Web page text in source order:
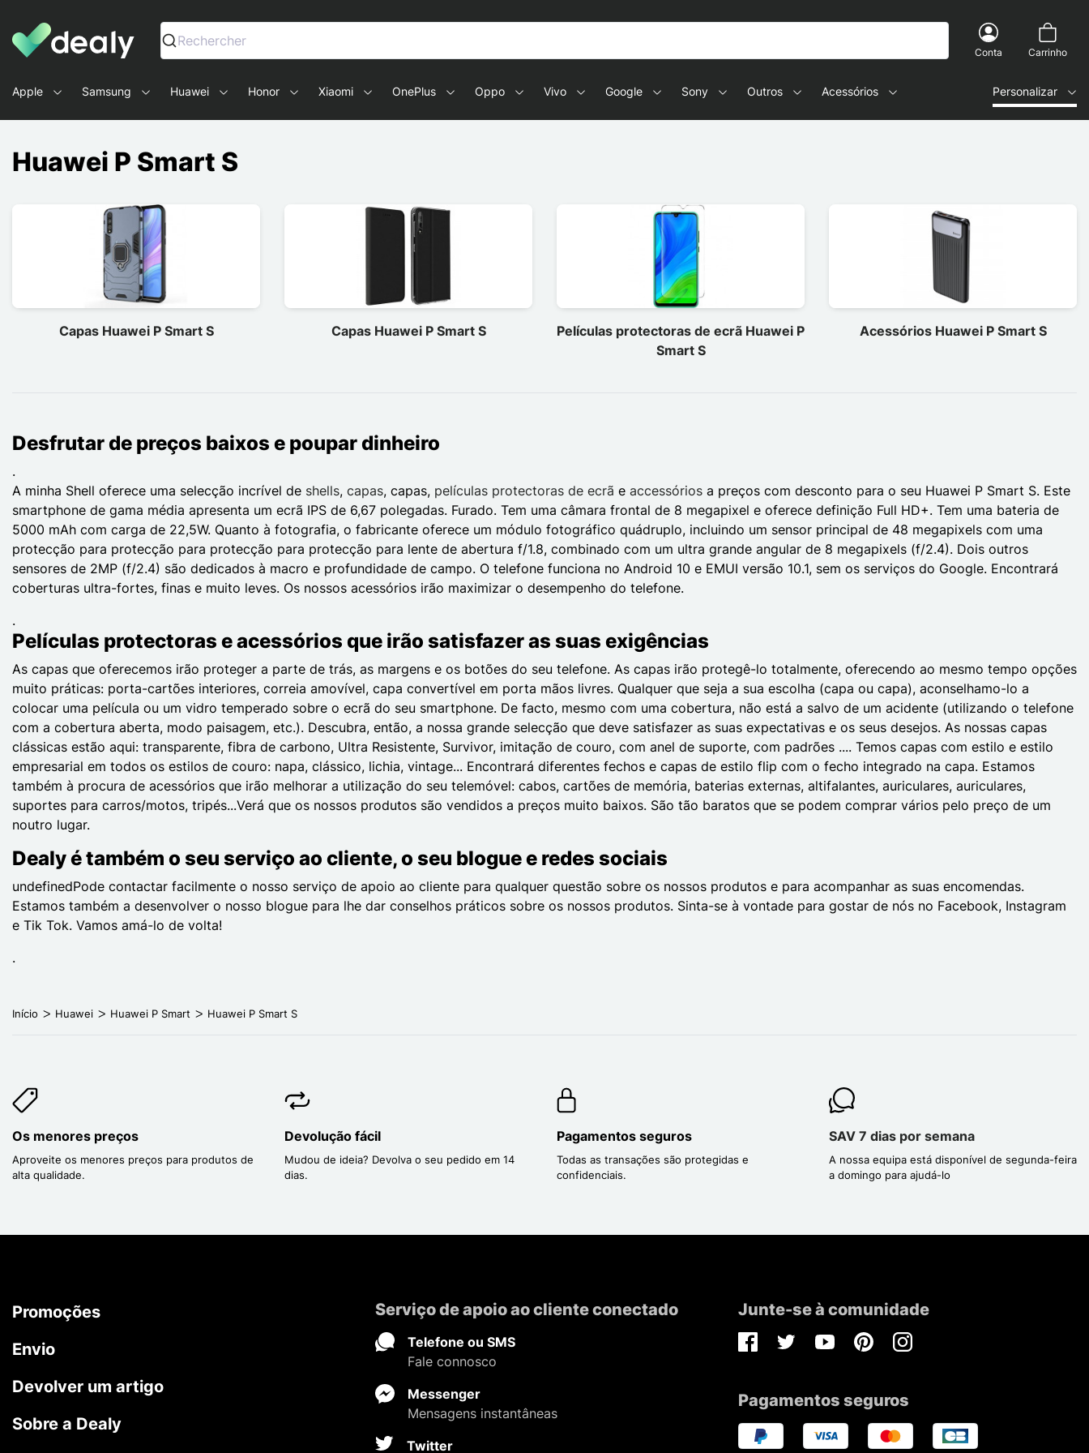
Dealy - Capas e acessórios para smartphones e tablets
Rechercher
Conta Carrinho
Apple Samsung Huawei Honor Xiaomi OnePlus Oppo Vivo Google Sony Outros Acessórios Personalizar
Huawei P Smart S
Capas Huawei P Smart S Capas Huawei P Smart S
Películas protectoras de ecrã Huawei P
Smart S
Acessórios Huawei P Smart S
Desfrutar de preços baixos e poupar dinheiro
.
A minha Shell oferece uma selecção incrível de shells, capas, capas, películas protectoras de ecrã e accessórios a preços com desconto para o seu Huawei P Smart S. Este
smartphone de gama média apresenta um ecrã IPS de 6,67 polegadas. Furado. Tem uma câmara frontal de 8 megapixel e oferece definição Full HD+. Tem uma bateria de
5000 mAh com carga de 22,5W. Quanto à fotografia, o fabricante oferece um módulo fotográfico quádruplo, incluindo um sensor principal de 48 megapixels com uma
protecção para protecção para protecção para protecção para lente de abertura f/1.8, combinado com um ultra grande angular de 8 megapixels (f/2.4). Dois outros
sensores de 2MP (f/2.4) são dedicados à macro e profundidade de campo. O telefone funciona no Android 10 e EMUI versão 10.1, sem os serviços do Google. Encontrará
coberturas ultra-fortes, finas e muito leves. Os nossos acessórios irão maximizar o desempenho do telefone.
.
Películas protectoras e acessórios que irão satisfazer as suas exigências
As capas que oferecemos irão proteger a parte de trás, as margens e os botões do seu telefone. As capas irão protegê-lo totalmente, oferecendo ao mesmo tempo opções
muito práticas: porta-cartões interiores, correia amovível, capa convertível em porta mãos livres. Qualquer que seja a sua escolha (capa ou capa), aconselhamo-lo a
colocar uma película ou um vidro temperado sobre o ecrã do seu smartphone. De facto, mesmo com uma cobertura, não está a salvo de um acidente (utilizando o telefone
com a cobertura aberta, modo paisagem, etc.). Descubra, então, a nossa grande selecção que deve satisfazer as suas expectativas e os seus desejos. As nossas capas
clássicas estão aqui: transparente, fibra de carbono, Ultra Resistente, Survivor, imitação de couro, com anel de suporte, com padrões .... Temos capas com estilo e estilo
empresarial em todos os estilos de couro: napa, clássico, lichia, vintage... Encontrará diferentes fechos e capas de estilo flip com o fecho integrado na capa. Estamos
também à procura de acessórios que irão melhorar a utilização do seu telemóvel: cabos, cartões de memória, baterias externas, altifalantes, auriculares, auriculares,
suportes para carros/motos, tripés...Verá que os nossos produtos são vendidos a preços muito baixos. São tão baratos que se podem comprar vários pelo preço de um
noutro lugar.
Dealy é também o seu serviço ao cliente, o seu blogue e redes sociais
undefinedPode contactar facilmente o nosso serviço de apoio ao cliente para qualquer questão sobre os nossos produtos e para acompanhar as suas encomendas.
Estamos também a desenvolver o nosso blogue para lhe dar conselhos práticos sobre os nossos produtos. Sinta-se à vontade para gostar de nós no Facebook, Instagram
e Tik Tok. Vamos amá-lo de volta!
.
Início Huawei Huawei P Smart Huawei P Smart S
Os menores preços
Aproveite os menores preços para produtos de
alta qualidade.
Devolução fácil
Mudou de ideia? Devolva o seu pedido em 14
dias.
Pagamentos seguros
Todas as transações são protegidas e
confidenciais.
SAV 7 dias por semana
A nossa equipa está disponível de segunda-feira
a domingo para ajudá-lo
Promoções
Envio
Devolver um artigo
Sobre a Dealy
Serviço de apoio ao cliente conectado
Telefone ou SMS
Fale connosco
Messenger
Mensagens instantâneas
Twitter
Junte-se à comunidade
FacebookTwitterYoutubePinterestInstagram
Pagamentos seguros